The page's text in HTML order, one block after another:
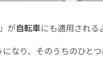
」が自転車にも適用される
なり、そのうちのひと